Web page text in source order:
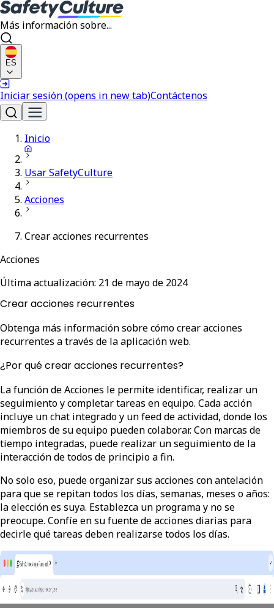
Más información sobre...
ES
Iniciar sesión(opens in new tab)Contáctenos
Inicio
Usar SafetyCulture
Acciones
Crear acciones recurrentes
Acciones
Última actualización: 21 de mayo de 2024
Crear acciones recurrentes
Obtenga más información sobre cómo crear acciones
recurrentes a través de la aplicación web.
¿Por qué crear acciones recurrentes?
La función de Acciones le permite identificar, realizar un
seguimiento y completar tareas en equipo. Cada acción
incluye un chat integrado y un feed de actividad, donde los
miembros de su equipo pueden colaborar. Con marcas de
tiempo integradas, puede realizar un seguimiento de la
interacción de todos de principio a fin.
No solo eso, puede organizar sus acciones con antelación
para que se repitan todos los días, semanas, meses o años:
la elección es suya. Establezca un programa y no se
preocupe. Confíe en su fuente de acciones diarias para
decirle qué tareas deben realizarse todos los días.